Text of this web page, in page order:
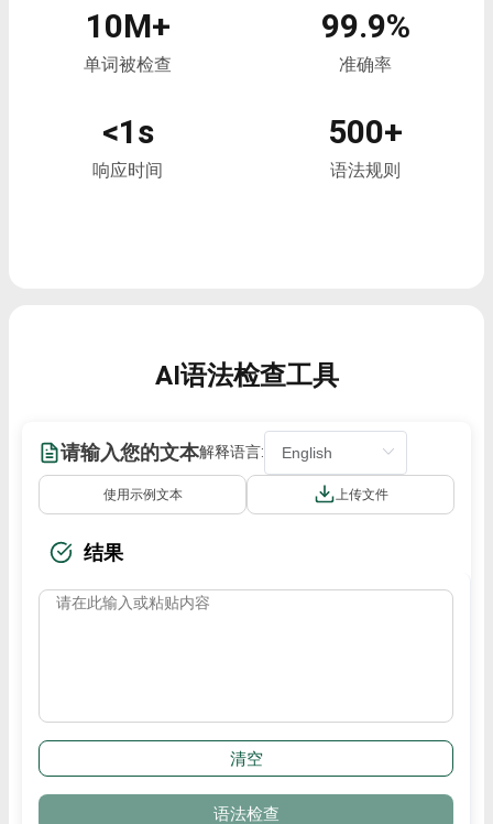
10M+
单词被检查
99.9%
准确率
<1s
响应时间
500+
语法规则
AI语法检查工具
请输入您的文本解释语言:
使用示例文本 上传文件
结果
清空
语法检查